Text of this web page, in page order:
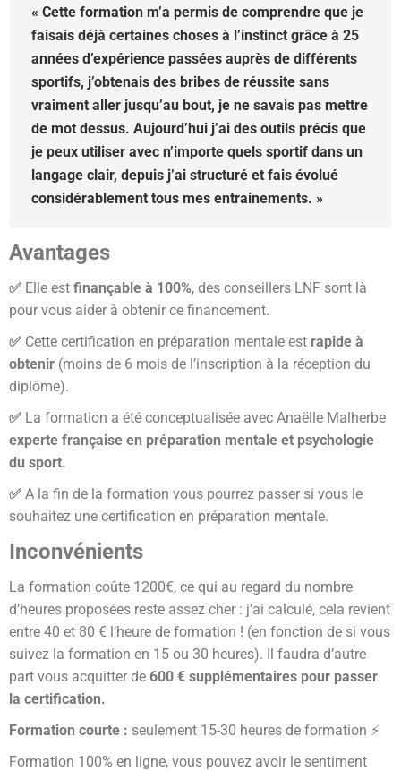
« Cette formation m’a permis de comprendre que je
faisais déjà certaines choses à l’instinct grâce à 25
années d’expérience passées auprès de différents
sportifs, j’obtenais des bribes de réussite sans
vraiment aller jusqu’au bout, je ne savais pas mettre
de mot dessus. Aujourd’hui j’ai des outils précis que
je peux utiliser avec n’importe quels sportif dans un
langage clair, depuis j’ai structuré et fais évolué
considérablement tous mes entrainements. »
Avantages
✅ Elle est finançable à 100%, des conseillers LNF sont là
pour vous aider à obtenir ce financement.
✅ Cette certification en préparation mentale est rapide à
obtenir (moins de 6 mois de l’inscription à la réception du
diplôme).
✅ La formation a été conceptualisée avec Anaëlle Malherbe
experte française en préparation mentale et psychologie
du sport.
✅ A la fin de la formation vous pourrez passer si vous le
souhaitez une certification en préparation mentale.
Inconvénients
La formation coûte 1200€, ce qui au regard du nombre
d’heures proposées reste assez cher : j’ai calculé, cela revient
entre 40 et 80 € l’heure de formation ! (en fonction de si vous
suivez la formation en 15 ou 30 heures). Il faudra d’autre
part vous acquitter de 600 € supplémentaires pour passer
la certification.
Formation courte : seulement 15-30 heures de formation ⚡️
Formation 100% en ligne, vous pouvez avoir le sentiment